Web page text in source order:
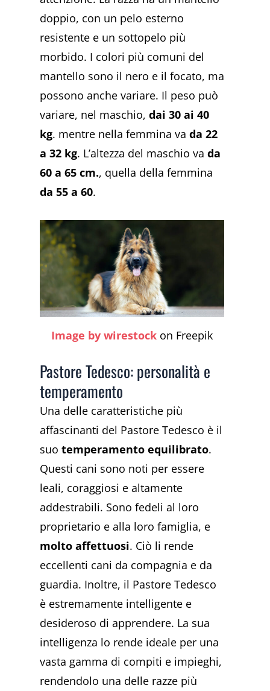
doppio, con un pelo esterno
resistente e un sottopelo più
morbido. I colori più comuni del
mantello sono il nero e il focato, ma
possono anche variare. Il peso può
variare, nel maschio,dai 30 ai 40
kg. mentre nella femmina vada 22
a 32 kg. L’altezza del maschio vada
60 a 65 cm., quella della femmina
da 55 a 60.
Image by wirestock on Freepik
Pastore Tedesco: personalità e
temperamento
Una delle caratteristiche più
affascinanti del Pastore Tedesco è il
suotemperamento equilibrato.
Questi cani sono noti per essere
leali, coraggiosi e altamente
addestrabili. Sono fedeli al loro
proprietario e alla loro famiglia, e
molto affettuosi. Ciò li rende
eccellenti cani da compagnia e da
guardia. Inoltre, il Pastore Tedesco
è estremamente intelligente e
desideroso di apprendere. La sua
intelligenza lo rende ideale per una
vasta gamma di compiti e impieghi,
rendendolo una delle razze più